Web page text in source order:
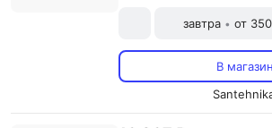
завтра • от
В магазин